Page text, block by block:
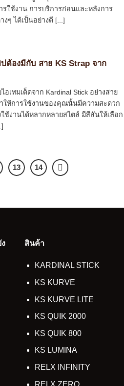
ใช้งาน การบริการก่อนและหลังการ
ๆ ได้เป็นอย่างดี [...]
ต้องมีกับ สาย KS Strap จาก
เทมเด็ดจาก Kardinal Stick อย่างสาย
ให้การใช้งานของคุณนั้นมีความสะดวก
ช้งานได้หลากหลายสไตล์ มีสีสันให้เลือก
13 14
สินค้า
KARDINAL STICK
KS KURVE
KS KURVE LITE
KS QUIK 2000
KS QUIK 800
KS LUMINA
RELX INFINITY
RELX ZERO